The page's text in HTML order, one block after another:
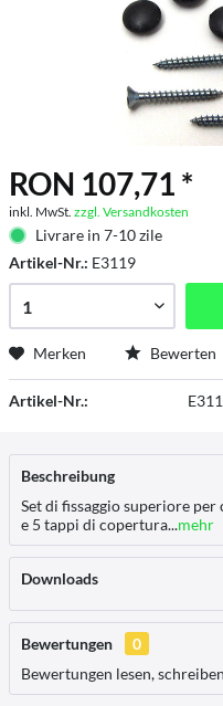
RON 107,71 *
inkl. MwSt. zzgl. Versandkosten
Livrare in 7-10 zile
Artikel-Nr.: E3119
Merken Bewerten
Artikel-Nr.:
Beschreibung
Set di fissaggio superiore
e 5 tappi di copertura...mehr
Downloads
Bewertungen
0
Bewertungen lesen,